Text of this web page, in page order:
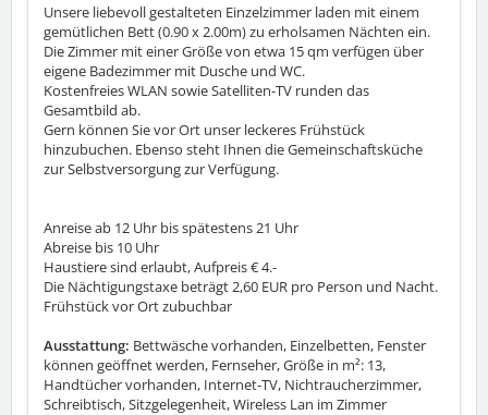
Unsere liebevoll gestalteten Einzelzimmer laden mit einem
gemütlichen Bett (0.90 x 2.00m) zu erholsamen Nächten ein.
Die Zimmer mit einer Größe von etwa 15 qm verfügen über
eigene Badezimmer mit Dusche und WC.
Kostenfreies WLAN sowie Satelliten-TV runden das
Gesamtbild ab.
Gern können Sie vor Ort unser leckeres Frühstück
hinzubuchen. Ebenso steht Ihnen die Gemeinschaftsküche
zur Selbstversorgung zur Verfügung.
Anreise ab 12 Uhr bis spätestens 21 Uhr
Abreise bis 10 Uhr
Haustiere sind erlaubt, Aufpreis € 4.-
Die Nächtigungstaxe beträgt 2,60 EUR pro Person und Nacht.
Frühstück vor Ort zubuchbar
Ausstattung: Bettwäsche vorhanden, Einzelbetten, Fenster
können geöffnet werden, Fernseher, Größe in m²: 13,
Handtücher vorhanden, Internet-TV, Nichtraucherzimmer,
Schreibtisch, Sitzgelegenheit, Wireless Lan im Zimmer